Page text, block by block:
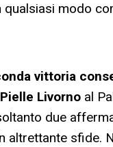
modo
vittoria
Pielle Livorno al
due
sfide.